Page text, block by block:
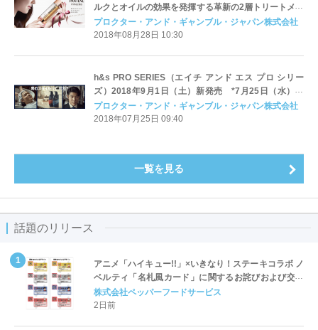
ルクとオイルの効果を発揮する革新の2層トリートメン
ト＜2018年9月15日（土）全国発売＞
プロクター・アンド・ギャンブル・ジャパン株式会社
2018年08月28日 10:30
h&s PRO SERIES（エイチ アンド エス プロ シリー
ズ）2018年9月1日（土）新発売 *7月25日（水）～
Web限定先行発売スタート
プロクター・アンド・ギャンブル・ジャパン株式会社
2018年07月25日 09:40
一覧を見る
話題のリリース
アニメ「ハイキュー!!」×いきなり！ステーキコラボ ノ
ベルティ「名札風カード」に関するお詫びおよび交換
対応についてのご案内
株式会社ペッパーフードサービス
2日前